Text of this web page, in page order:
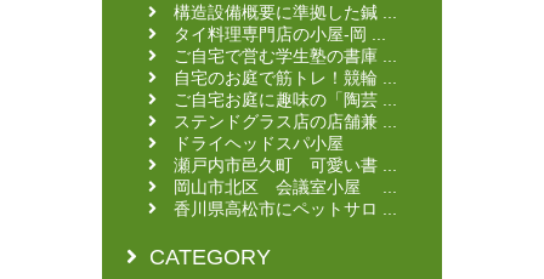
構造設備概要に準拠した鍼 ...
タイ料理専門店の小屋-岡 ...
ご自宅で営む学生塾の書庫 ...
自宅のお庭で筋トレ！競輪 ...
ご自宅お庭に趣味の「陶芸 ...
ステンドグラス店の店舗兼 ...
ドライヘッドスパ小屋
瀬戸内市邑久町 可愛い書 ...
岡山市北区 会議室小屋 ...
香川県高松市にペットサロ ...
CATEGORY